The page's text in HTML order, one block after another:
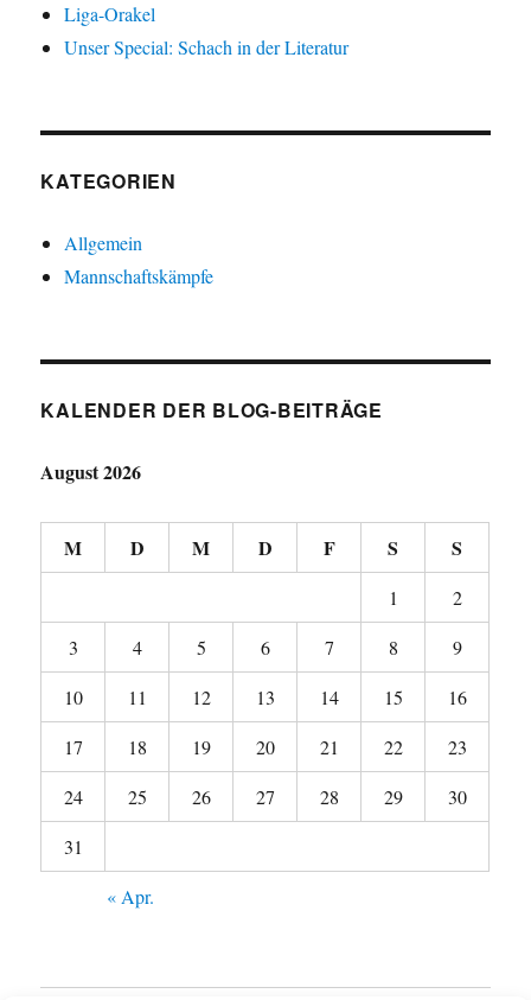
Liga-Orakel
Unser Special: Schach in der Literatur
KATEGORIEN
Allgemein
Mannschaftskämpfe
KALENDER DER BLOG-BEITRÄGE
August 2026
M D M D F S S
1
2
3
4 5 6 7 8
9
10
11 12 13 14 15
16
17
18 19 20 21 22
23
24
25 26 27 28 29
30
31
« Apr.